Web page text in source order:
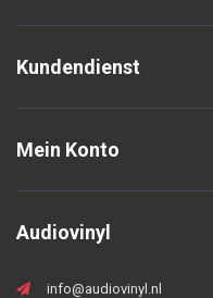
Kundendienst
Mein Konto
Audiovinyl
info@audiovinyl.nl